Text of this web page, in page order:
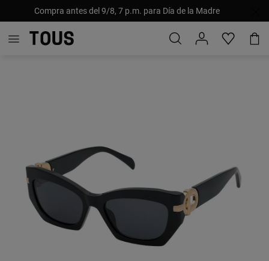
Compra antes del 9/8, 7 p.m. para Día de la Madre